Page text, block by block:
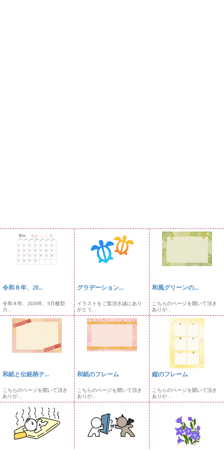
令和８年、20...
令和８年、2026年、9月横型
カ...
グラデーション...
イラストをご覧頂き誠にあり
がとう...
和風グリーンの...
こちらのページを開いて頂き
ありが...
和紙と伝統柄テ...
こちらのページを開いて頂き
ありが...
和紙のフレーム
こちらのページを開いて頂き
ありが...
縦のフレーム
こちらのページを開いて頂き
ありが...